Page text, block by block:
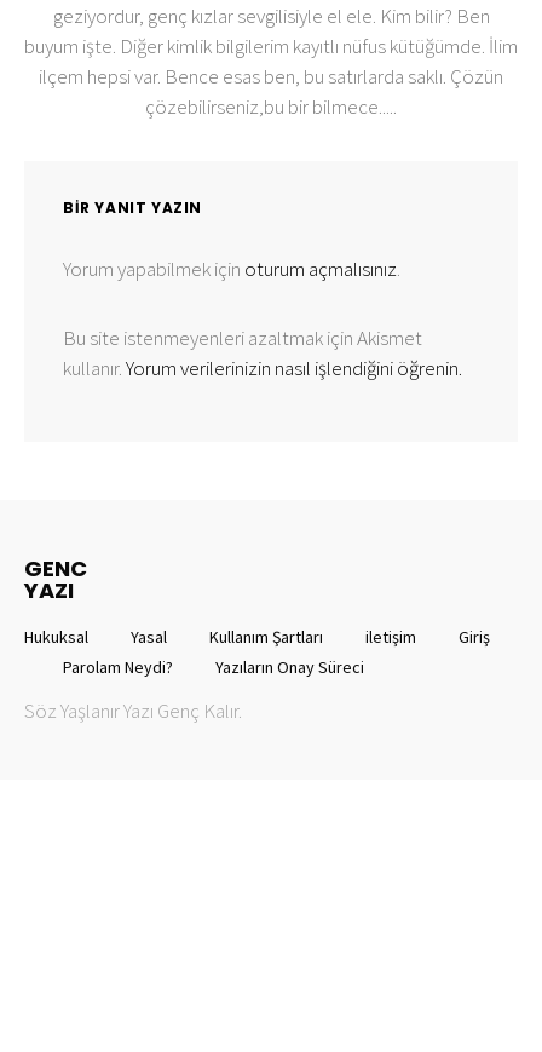
geziyordur, genç kızlar sevgilisiyle el ele. Kim bilir? Ben
buyum işte. Diğer kimlik bilgilerim kayıtlı nüfus kütüğümde. İlim
ilçem hepsi var. Bence esas ben, bu satırlarda saklı. Çözün
çözebilirseniz,bu bir bilmece.....
BIR YANIT YAZIN
Yorum yapabilmek için oturum açmalısınız.
Bu site istenmeyenleri azaltmak için Akismet
kullanır.Yorum verilerinizin nasıl işlendiğini öğrenin.
GENC
YAZI
Hukuksal Yasal Kullanım Şartları iletişim
Giriş
Parolam Neydi?
Yazıların Onay Süreci
Söz Yaşlanır Yazı Genç Kalır.